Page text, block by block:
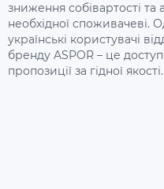
зниження собівартості та
необхідної споживачеві.
українські користувачі
бренду ASPOR – це
пропозиції за гідної якості.